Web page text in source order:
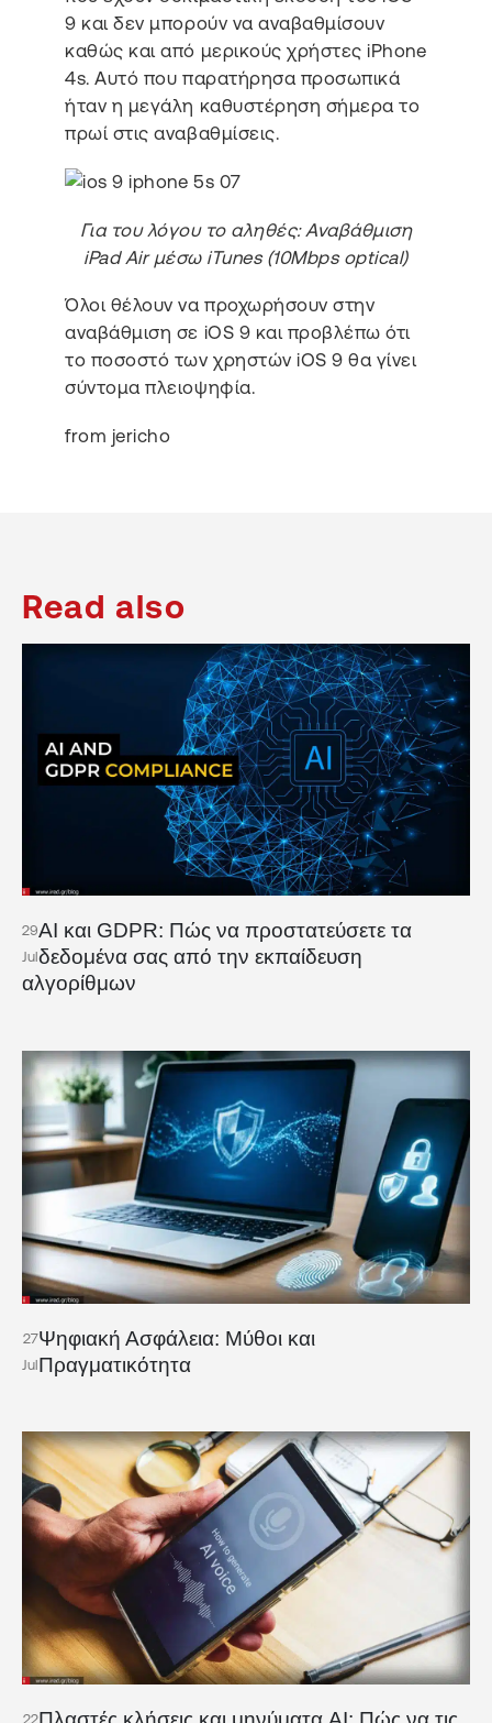
9 και δεν μπορούν να αναβαθμίσουν
καθώς και από μερικούς χρήστες iPhone
4s. Αυτό που παρατήρησα προσωπικά
ήταν η μεγάλη καθυστέρηση σήμερα το
πρωί στις αναβαθμίσεις.
Για του λόγου το αληθές: Αναβάθμιση
iPad Air μέσω iTunes (10Mbps optical)
Όλοι θέλουν να προχωρήσουν στην
αναβάθμιση σε iOS 9 και προβλέπω ότι
το ποσοστό των χρηστών iOS 9 θα γίνει
σύντομα πλειοψηφία.
from jericho
Read also
29
Jul
AI και GDPR: Πώς να προστατεύσετε τα
δεδομένα σας από την εκπαίδευση
αλγορίθμων
27
Jul
Ψηφιακή Ασφάλεια: Μύθοι και
Πραγματικότητα
22